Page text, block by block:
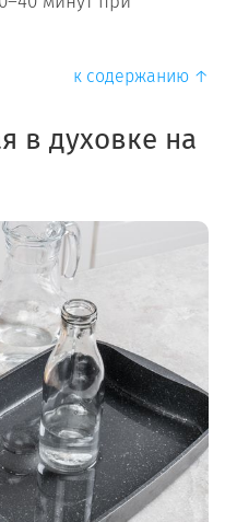
к содержанию ↑
в духовке на